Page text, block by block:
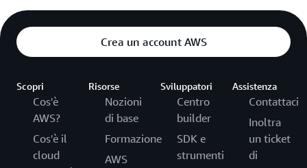
Crea un account AWS
Scopri
Cos'è
AWS?
Cos'è il
cloud
Risorse
Nozioni
di base
Formazione
AWS
Sviluppatori
Centro
builder
SDK e
strumenti
Assistenza
Contattaci
Inoltra
un ticket
di